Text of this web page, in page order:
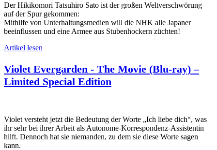
Der Hikikomori Tatsuhiro Sato ist der großen Weltverschwörung
auf der Spur gekommen:
Mithilfe von Unterhaltungsmedien will die NHK alle Japaner
beeinflussen und eine Armee aus Stubenhockern züchten!
Artikel lesen
Violet Evergarden - The Movie (Blu-ray) –
Limited Special Edition
Violet versteht jetzt die Bedeutung der Worte „Ich liebe dich“, was
ihr sehr bei ihrer Arbeit als Autonome-Korrespondenz-Assistentin
hilft. Dennoch hat sie niemanden, zu dem sie diese Worte sagen
kann.